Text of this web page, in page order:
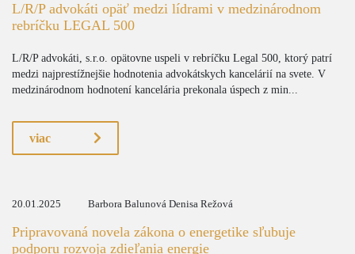
L/R/P advokáti opäť medzi lídrami v medzinárodnom
rebríčku LEGAL 500
L/R/P advokáti, s.r.o. opätovne uspeli v rebríčku Legal 500, ktorý patrí
medzi najprestížnejšie hodnotenia advokátskych kancelárií na svete. V
medzinárodnom hodnotení kancelária prekonala úspech z min...
viac
20.01.2025 Barbora Balunová Denisa Režová
Pripravovaná novela zákona o energetike sľubuje
podporu rozvoja zdieľania energie